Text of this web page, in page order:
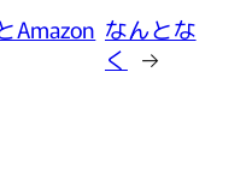
Amazon なんとな
く
→